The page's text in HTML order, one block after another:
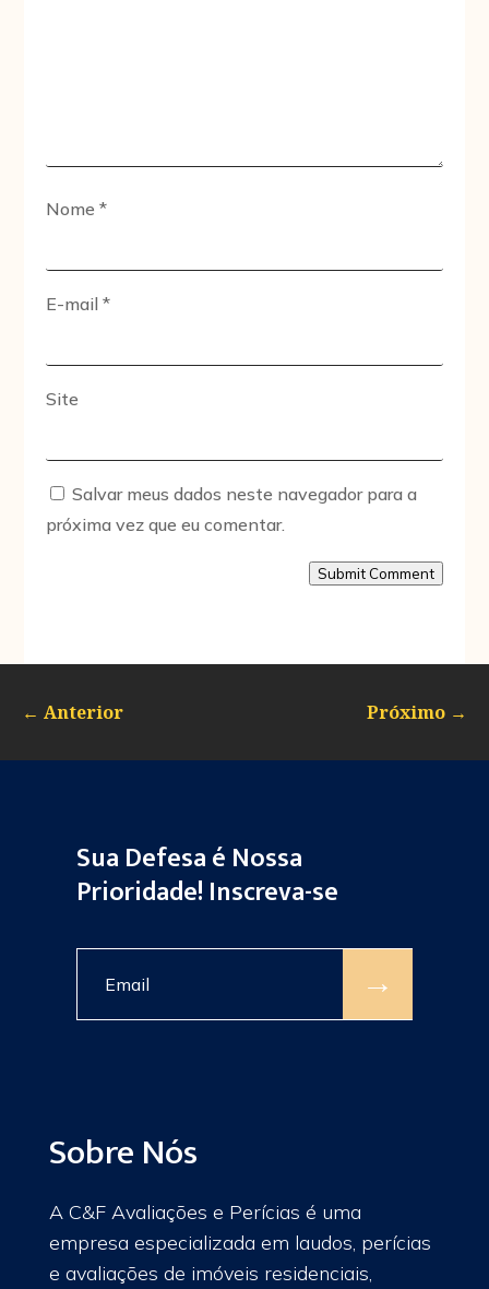
Nome*
E-mail*
Site
Salvar meus dados neste navegador para a
próxima vez que eu comentar.
Submit Comment
← Anterior Próximo →
Sua Defesa é Nossa
Prioridade! Inscreva-se
→
Sobre Nós
A C&F Avaliações e Perícias é uma
empresa especializada em laudos, perícias
e avaliações de imóveis residenciais,